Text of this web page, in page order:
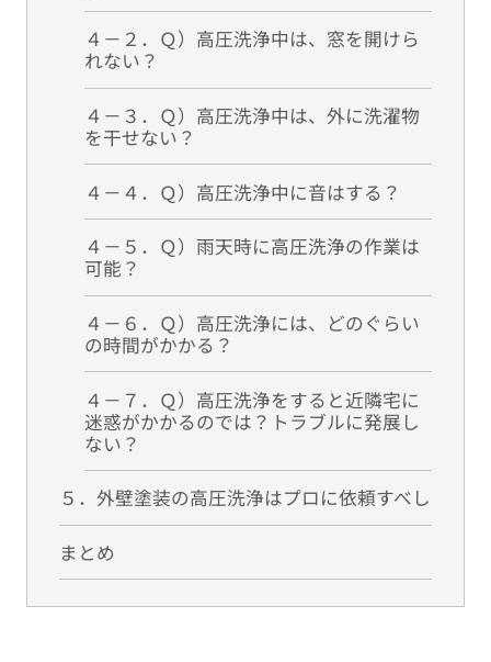
４－２．Ｑ）高圧洗浄中は、窓を開けら
れない？
４－３．Ｑ）高圧洗浄中は、外に洗濯物
を干せない？
４－４．Ｑ）高圧洗浄中に音はする？
４－５．Ｑ）雨天時に高圧洗浄の作業は
可能？
４－６．Ｑ）高圧洗浄には、どのぐらい
の時間がかかる？
４－７．Ｑ）高圧洗浄をすると近隣宅に
迷惑がかかるのでは？トラブルに発展し
ない？
５．外壁塗装の高圧洗浄はプロに依頼すべし
まとめ